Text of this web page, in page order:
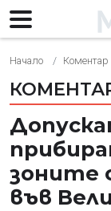
Начало Коментар
зоните
във